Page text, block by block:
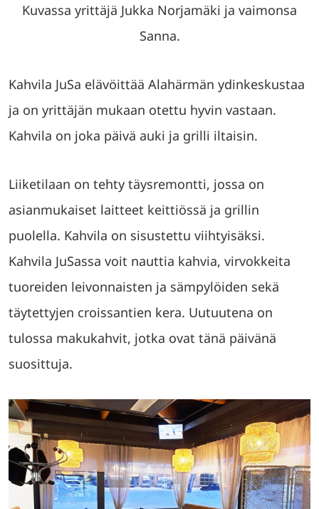
Kuvassa yrittäjä Jukka Norjamäki ja vaimonsa
Sanna.
Kahvila JuSa elävöittää Alahärmän ydinkeskustaa
ja on yrittäjän mukaan otettu hyvin vastaan.
Kahvila on joka päivä auki ja grilli iltaisin.
Liiketilaan on tehty täysremontti, jossa on
asianmukaiset laitteet keittiössä ja grillin
puolella. Kahvila on sisustettu viihtyisäksi.
Kahvila JuSassa voit nauttia kahvia, virvokkeita
tuoreiden leivonnaisten ja sämpylöiden sekä
täytettyjen croissantien kera. Uutuutena on
tulossa makukahvit, jotka ovat tänä päivänä
suosittuja.